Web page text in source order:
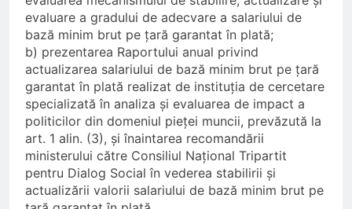
evaluare a gradului de adecvare a salariului de
bază minim brut pe țară garantat în plată;
b) prezentarea Raportului anual privind
actualizarea salariului de bază minim brut pe țară
garantat în plată realizat de instituția de cercetare
specializată în analiza și evaluarea de impact a
politicilor din domeniul pieței muncii, prevăzută la
art. 1 alin. (3), și înaintarea recomandării
ministerului către Consiliul Național Tripartit
pentru Dialog Social în vederea stabilirii și
actualizării valorii salariului de bază minim brut pe